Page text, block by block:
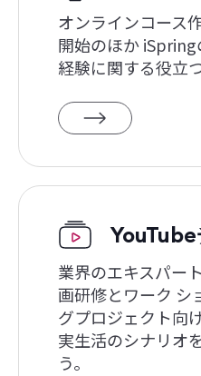
オンラインコース
開始のほか
経験に関する役立
業界のエキスパー
画研修とワーク シ
グプロジェクト向
実生活のシナリオ
う。